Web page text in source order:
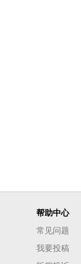
帮助中心
常见问题
我要投稿